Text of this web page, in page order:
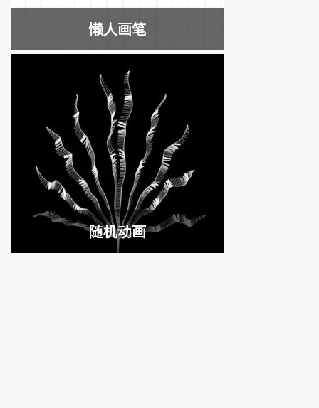
懒人画笔
随机动画